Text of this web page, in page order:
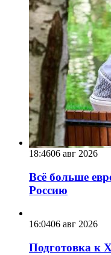
18:4606 авг 2026
Всё больше
Россию
16:0406 авг 2026
Подготовка к